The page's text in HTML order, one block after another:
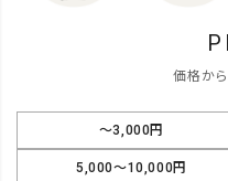
価格か
～3,000円
5,000～10,000円